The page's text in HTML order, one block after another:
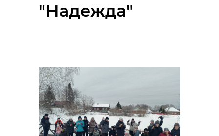
"Надежда"